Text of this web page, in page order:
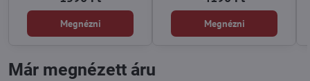
Megnézni Megnézni
Már megnézett áru